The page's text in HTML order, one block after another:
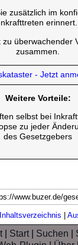
zusätzlich im
erinnert.
überwachender
zusammen.
- Jetzt
Weitere Vorteile:
selbst bei
zu jeder
des Gesetzgebers
www.buzer.de/
Inhaltsverzeichnis
| Start| Suchen